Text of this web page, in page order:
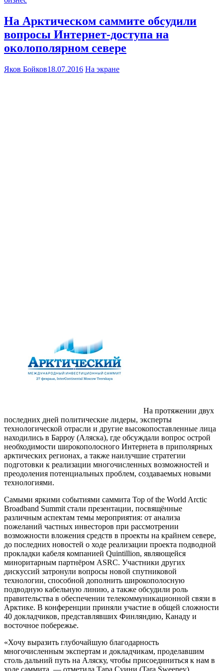
На Арктическом саммите обсудили
вопросы Интернет-доступа на
околополярном севере
Яков Бойков18.07.2016 На экране
На протяжении двух
последних дней политические лидеры, эксперты
технологической отрасли и другие высокопоставленные лица
находились в Барроу (Аляска), где обсуждали вопрос острой
необходимости широкополосного Интернета в приполярных
арктических регионах, а также наилучшие стратегии
подготовки к реализации многочисленных возможностей и
преодоления потенциальных проблем, создаваемых новыми
технологиями.
Самыми яркими событиями саммита Top of the World Arctic
Broadband Summit стали презентации, посвящённые
различным аспектам темы мероприятия: от анализа
пожеланий частных инвесторов при рассмотрении
возможности вложения средств в проекты на крайнем севере,
до последних новостей о ходе реализации проекта подводной
прокладки кабеля компанией Quintillion, являющейся
миноритарным партнёром ASRC. Участники других
дискуссий затронули вопросы новой спутниковой
технологии, способной дополнить широкополосную
подводную кабельную линию, а также обсудили роль
правительства в обеспечении телекоммуникационной связи в
Арктике. В конференции приняли участие в общей сложности
40 докладчиков, представлявших Финляндию, Канаду и
восточное побережье.
«Хочу выразить глубочайшую благодарность
многочисленным экспертам и докладчикам, проделавшим
столь дальний путь на Аляску, чтобы присоединиться к нам в
ходе саммита, — отметила Тара Суини (Tara Sweeney),